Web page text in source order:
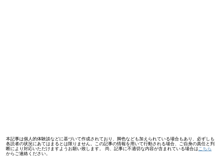
本記事は個人的体験談などに基づいて作成されており、脚色なども加えられている場合もあり、必ずしも
各読者の状況にあてはまるとは限りません。この記事の情報を用いて行動される場合、ご自身の責任と判
断により対応いただけますようお願い致します。 尚、記事に不適切な内容が含まれている場合はこちら
からご連絡ください。